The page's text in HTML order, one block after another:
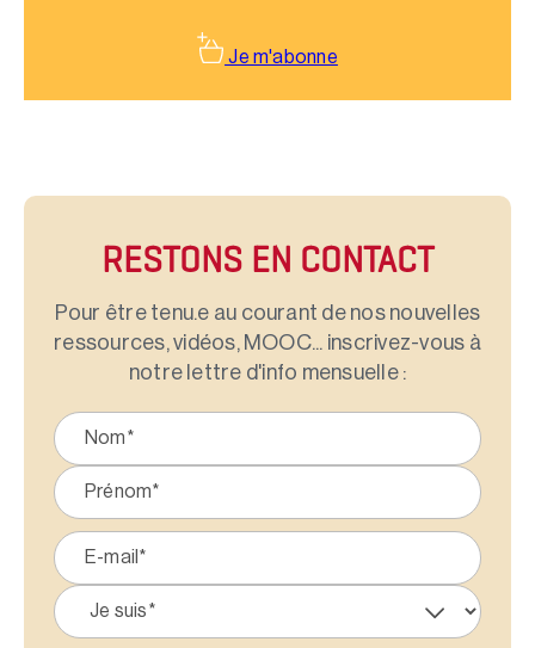
Je m'abonne
RESTONS EN CONTACT
Pour être tenu.e au courant de nos nouvelles
ressources, vidéos, MOOC... inscrivez-vous à
notre lettre d'info mensuelle :